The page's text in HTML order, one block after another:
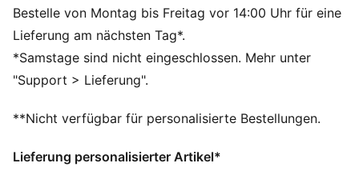
Regular Fit
French Terry
Reguläre Länge
Kapuze
Lange Ärmel
PUMA Teenager: Empfohlen für ältere Kinder und
Bestelle von Montag bis Freitag vor 14:00 Uhr für eine
Lieferung am nächsten Tag*.
*Samstage sind nicht eingeschlossen. Mehr unter
"Support > Lieferung".
**Nicht verfügbar für personalisierte Bestellungen.
Lieferung personalisierter Artikel*